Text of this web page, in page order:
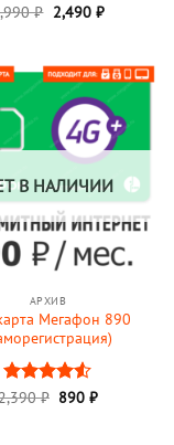
Оценка
₽ Первоначальная
цена
2,490 ₽Текущая
В НАЛИЧИИ
АРХИВ
Мегафон 890
Оценка
₽ Первоначальная
890₽Текущая